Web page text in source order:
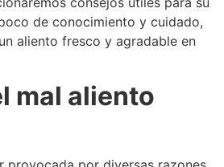
de conocimiento y cuidado,
aliento fresco y agradable en
mal aliento